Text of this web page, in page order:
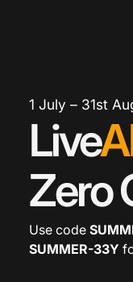
1 July – 31st
Live
Zero
Use code
SUMMER-33Y